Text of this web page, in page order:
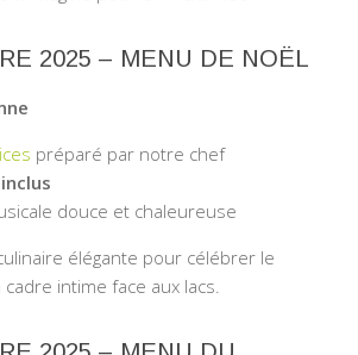
2025 – MENU DE NOËL
préparé par notre chef
douce et chaleureuse
élégante pour célébrer le
intime face aux lacs.